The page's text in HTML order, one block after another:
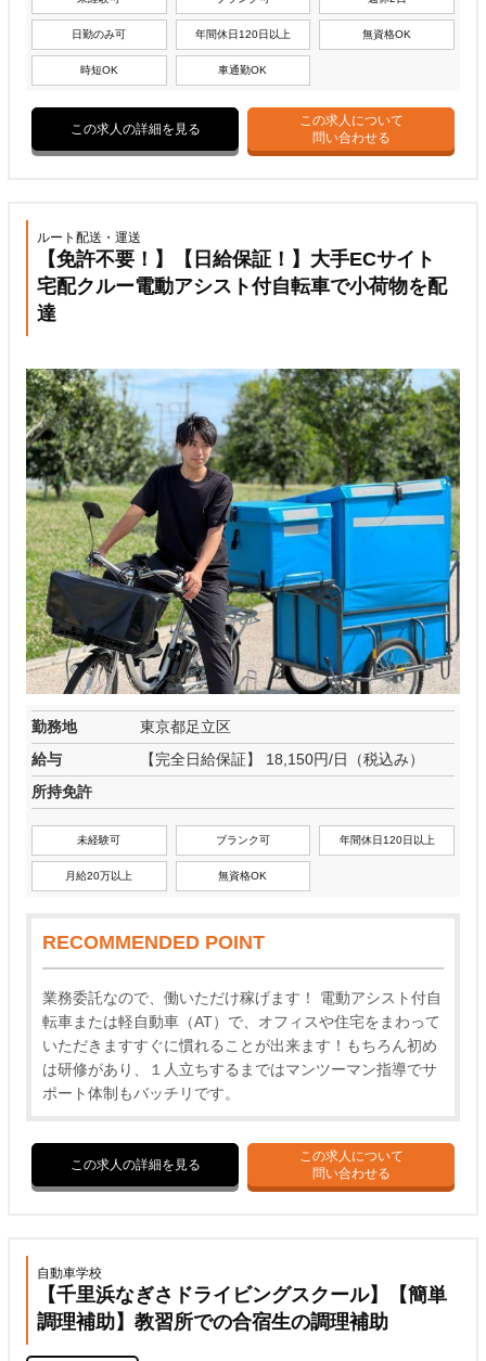
日勤のみ可 年間休日120日以上 無資格OK
時短OK 車通勤OK
この求人の詳細を見る
この求人について
問い合わせる
ルート配送・運送
【免許不要！】【日給保証！】大手ECサイト
宅配クルー電動アシスト付自転車で小荷物を配
達
勤務地
東京都足立区
給与
【完全日給保証】 18,150円/日（税込み）
所持免許
未経験可 ブランク可 年間休日120日以上
月給20万以上 無資格OK
RECOMMENDED POINT
業務委託なので、働いただけ稼げます！ 電動アシスト付自
転車または軽自動車（AT）で、オフィスや住宅をまわって
いただきますすぐに慣れることが出来ます！もちろん初め
は研修があり、１人立ちするまではマンツーマン指導でサ
ポート体制もバッチリです。
この求人の詳細を見る
この求人について
問い合わせる
自動車学校
【千里浜なぎさドライビングスクール】【簡単
調理補助】教習所での合宿生の調理補助